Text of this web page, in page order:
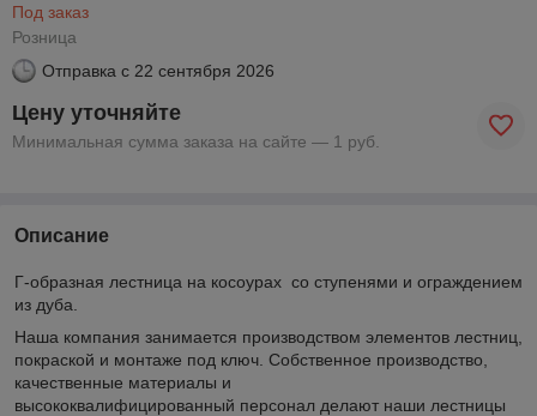
Под заказ
Розница
Отправка с 22 сентября 2026
Цену уточняйте
Минимальная сумма заказа на сайте — 1 руб.
Описание
Г-образная лестница на косоурах со ступенями и ограждением
из дуба.
Наша компания занимается производством элементов лестниц,
покраской и монтаже под ключ. Собственное производство,
качественные материалы и
высококвалифицированный персонал делают наши лестницы